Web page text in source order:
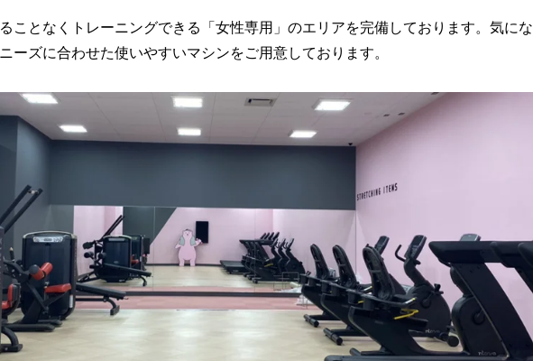
ことなくトレーニングできる「女性専用」のエリアを完備しております。気にな
ーズに合わせた使いやすいマシンをご用意しております。